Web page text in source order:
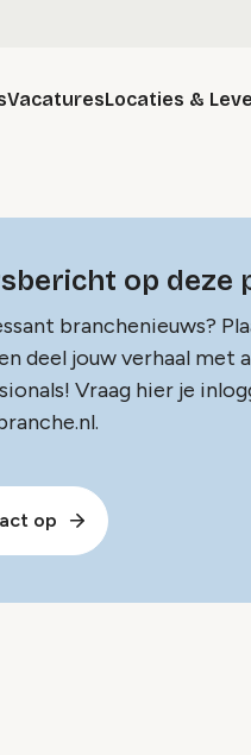
VacaturesLocaties &
op deze
branchenieuws?
deel jouw verhaal met
Vraag hier je
op